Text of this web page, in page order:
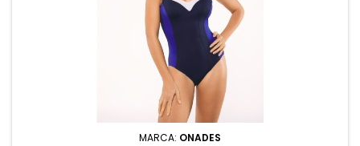
MARCA: ONADES